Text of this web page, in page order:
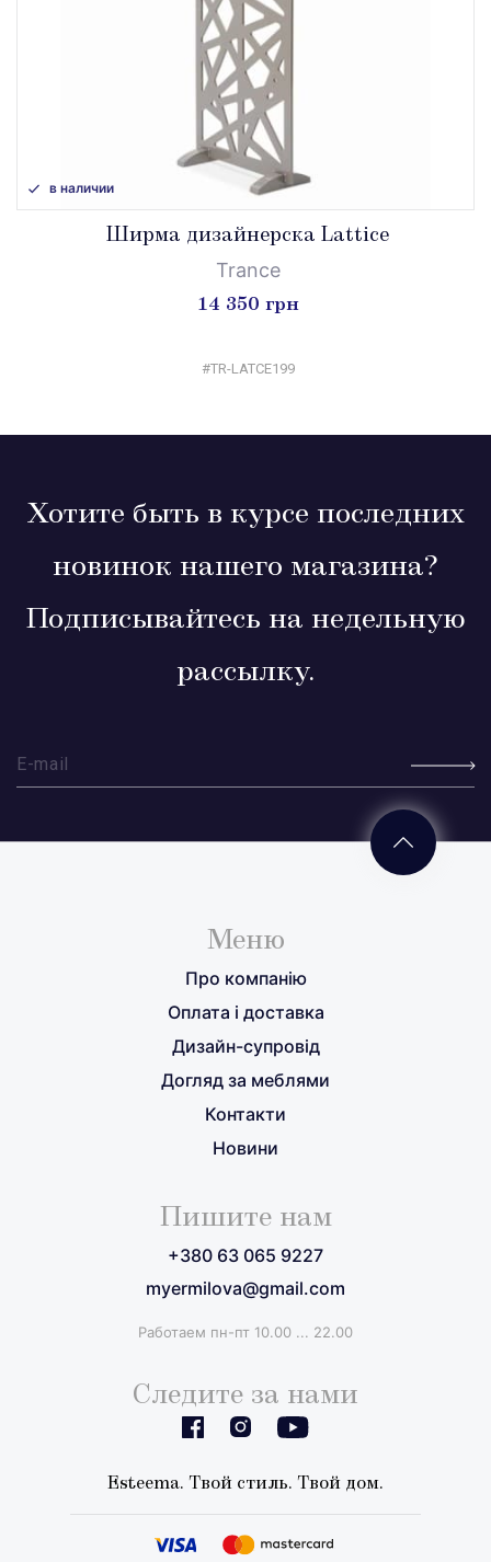
в наличии
Ширма дизайнерска Lattice
Trance
14 350 грн
#TR-LATCE199
Хотите быть в курсе последних
новинок нашего магазина?
Подписывайтесь на недельную
рассылку.
+380 63 065 9227
Меню
Про компанію
Оплата і доставка
Дизайн-супровід
Догляд за меблями
Контакти
Новини
Пишите нам
+380 63 065 9227
myermilova@gmail.com
Работаем пн-пт 10.00 ... 22.00
Следите за нами
Esteema. Твой стиль. Твой дом.